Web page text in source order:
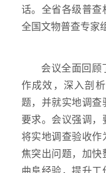
话。全省各级普
全国文物普查专家
会议全面回顾
作成效，深入剖
题，并就实地调
要求。会议强调，
将实地调查验收
焦突出问题，加